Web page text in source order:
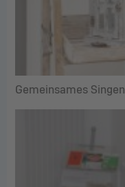
Gemeinsames Singen